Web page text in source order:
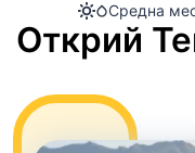
Средна
Открий